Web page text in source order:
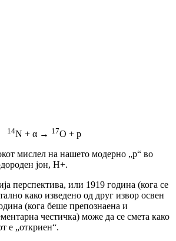
14N + α → 17O + р
мислел на нашето модерно „p“ во
јон, H+.
перспектива, или 1919 година (кога се
како изведено од друг извор освен
(кога беше препознаена и
честичка) може да се смета како
е „откриен“.